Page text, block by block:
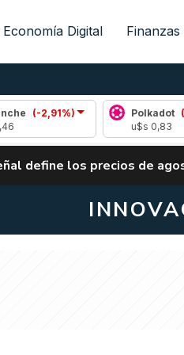
Economía Digital Finanzas
Polkadot (-2,75%)
ALERTA
define los precios de